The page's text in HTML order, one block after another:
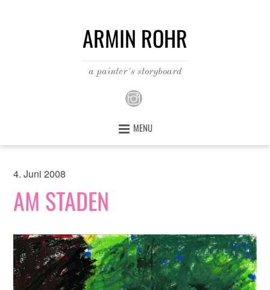
ARMIN ROHR
a painter´s storyboard
MENU
4. Juni 2008
AM STADEN